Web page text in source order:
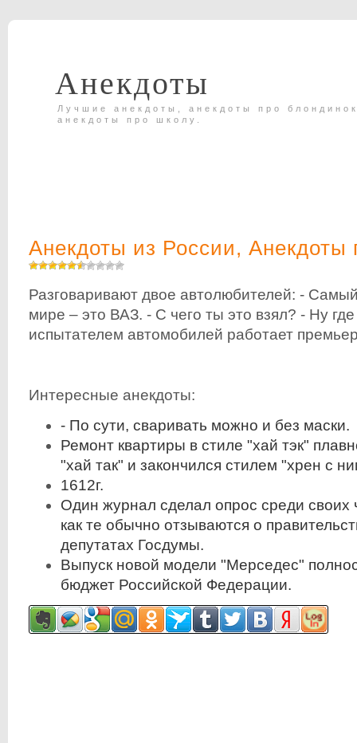
Анекдоты
Лучшие анекдоты, анекдоты про
анекдоты про школу.
Анекдоты из России, Анекдоты
Разговаривают двое автолюбителей: -
мире – это ВАЗ. - C чего ты это взял? - Ну
испытателем автомобилей работает
Интересные анекдоты:
- По сути, сваривать можно и без маски.
Ремонт квартиры в стиле "хай тэк"
"хай так" и закончился стилем "хрен с
1612г.
Один журнал сделал опрос среди своих
как те обычно отзываются о
депутатах Госдумы.
Выпуск новой модели "Мерседес"
бюджет Российской Федерации.